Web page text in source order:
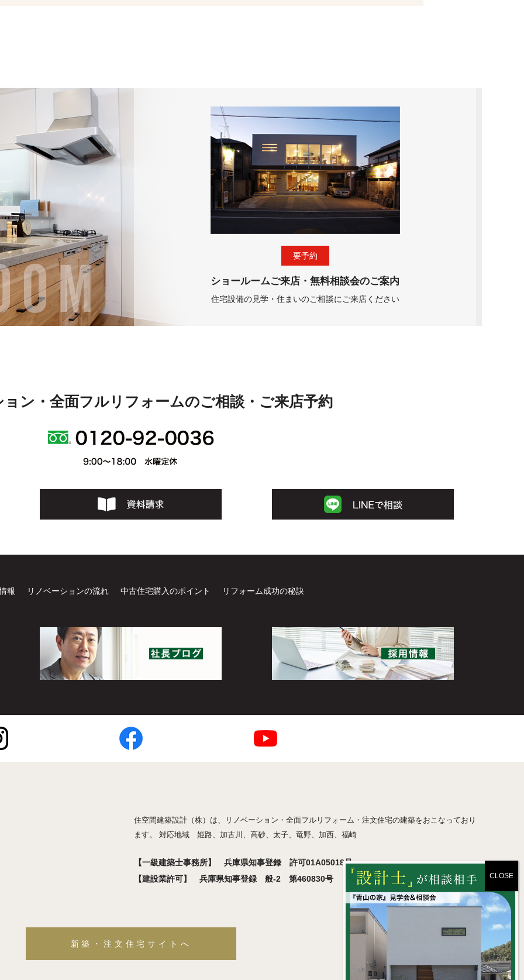
要予約
ショールームご来店・無料相談会のご案内
住宅設備の見学・住まいのご相談にご来店ください
ン・全面フルリフォームのご相談・ご来店予約
報 リノベーションの流れ 中古住宅購入のポイント リフォーム成功の秘訣
住空間建築設計（株）は、リノベーション・全面フルリフォーム・注文住宅の建築をおこなっており
ます。 対応地域 姫路、加古川、高砂、太子、竜野、加西、福崎
【一級建築士事務所】 兵庫県知事登録 許可01A05018号
【建設業許可】 兵庫県知事登録 般-2 第460830号
新築・注文住宅サイトへ